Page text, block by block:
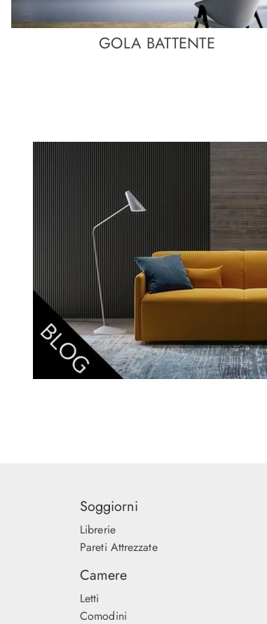
GOLA BATTENTE
Soggiorni
Librerie
Pareti Attrezzate
Camere
Letti
Comodini